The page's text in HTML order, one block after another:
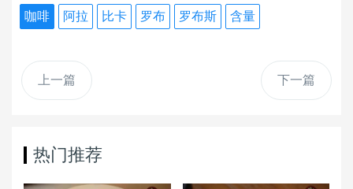
咖啡 阿拉 比卡 罗布 罗布斯 含量
上一篇 下一篇
热门推荐